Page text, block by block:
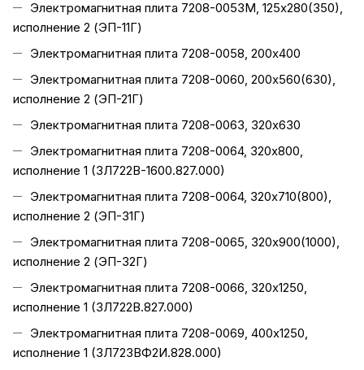
Электромагнитная плита 7208-0053М, 125х280(350),
исполнение 2 (ЭП-11Г)
Электромагнитная плита 7208-0058, 200х400
Электромагнитная плита 7208-0060, 200х560(630),
исполнение 2 (ЭП-21Г)
Электромагнитная плита 7208-0063, 320х630
Электромагнитная плита 7208-0064, 320х800,
исполнение 1 (3Л722В-1600.827.000)
Электромагнитная плита 7208-0064, 320х710(800),
исполнение 2 (ЭП-31Г)
Электромагнитная плита 7208-0065, 320х900(1000),
исполнение 2 (ЭП-32Г)
Электромагнитная плита 7208-0066, 320х1250,
исполнение 1 (3Л722В.827.000)
Электромагнитная плита 7208-0069, 400х1250,
исполнение 1 (3Л723ВФ2И.828.000)